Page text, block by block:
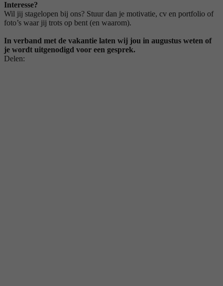
Interesse?
Wil jij stagelopen bij ons? Stuur dan je motivatie, cv en portfolio of
foto’s waar jij trots op bent (en waarom).
In verband met de vakantie laten wij jou in augustus weten of
je wordt uitgenodigd voor een gesprek.
Delen: